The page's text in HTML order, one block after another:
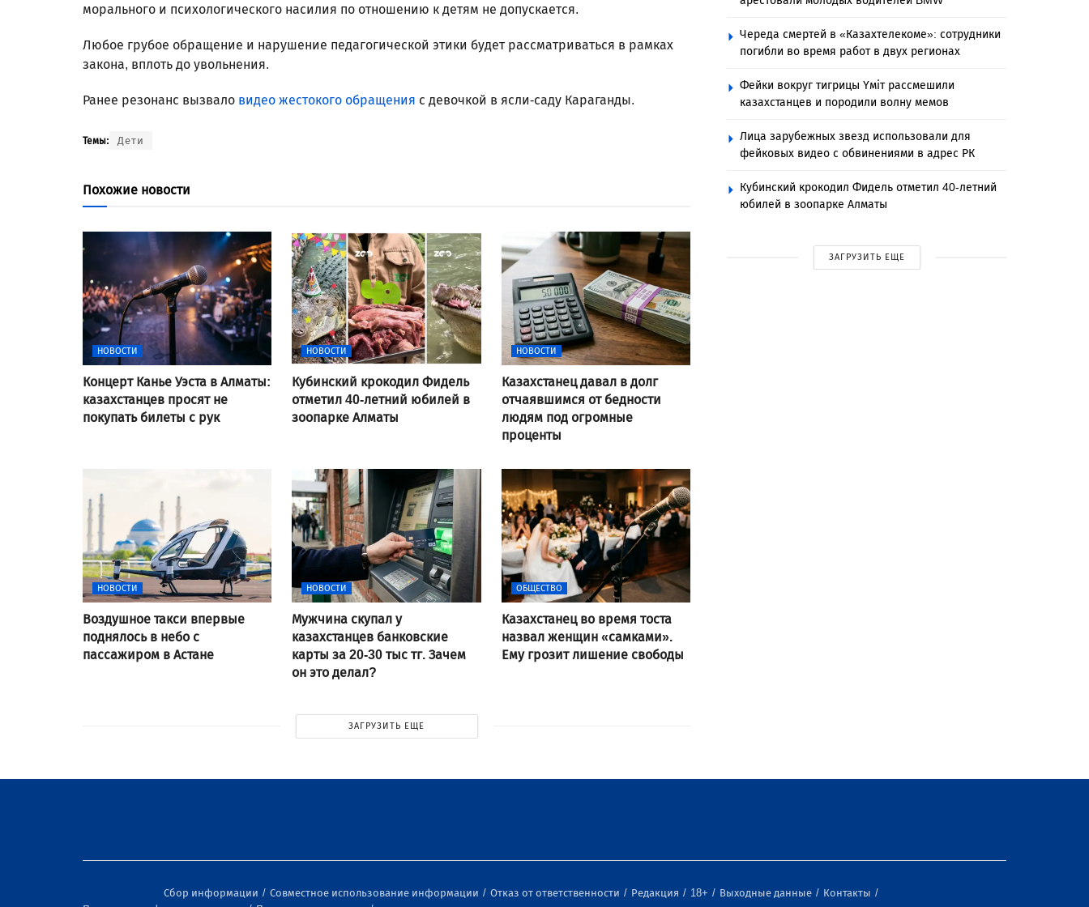
морального и психологического насилия по отношению к детям не допускается.
Любое грубое обращение и нарушение педагогической этики будет рассматриваться в рамках
закона, вплоть до увольнения.
Ранее резонанс вызвало видео жестокого обращения с девочкой в ясли-саду Караганды.
Темы: Дети
Похожие новости
НОВОСТИ
Концерт Канье Уэста в Алматы:
казахстанцев просят не
покупать билеты с рук
НОВОСТИ
Кубинский крокодил Фидель
отметил 40-летний юбилей в
зоопарке Алматы
НОВОСТИ
Казахстанец давал в долг
отчаявшимся от бедности
людям под огромные
проценты
НОВОСТИ
Воздушное такси впервые
поднялось в небо с
пассажиром в Астане
НОВОСТИ
Мужчина скупал у
казахстанцев банковские
карты за 20-30 тыс тг. Зачем
он это делал?
ОБЩЕСТВО
Казахстанец во время тоста
назвал женщин «самками».
Ему грозит лишение свободы
ЗАГРУЗИТЬ ЕЩЕ
Череда смертей в «Казахтелекоме»: сотрудники
погибли во время работ в двух регионах
Фейки вокруг тигрицы Үміт рассмешили
казахстанцев и породили волну мемов
Лица зарубежных звезд использовали для
фейковых видео с обвинениями в адрес РК
Кубинский крокодил Фидель отметил 40-летний
юбилей в зоопарке Алматы
ЗАГРУЗИТЬ ЕЩЕ
Сбор информации Совместное использование информации Отказ от ответственности Редакция 18+ Выходные данные
Контакты